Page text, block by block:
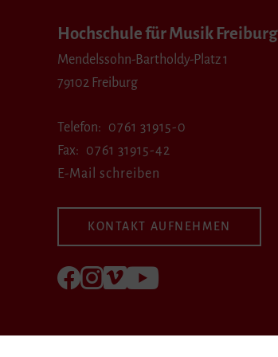
Hochschule für Musik Freiburg
Mendelssohn-Bartholdy-Platz 1
79102 Freiburg
Telefon
0761 31915-0
Fax
0761 31915-42
E-Mail schreiben
KONTAKT AUFNEHMEN
Folgen Sie uns auf Facebook
Folgen Sie uns auf Instagram
Besuchen Sie uns bei Vimeo